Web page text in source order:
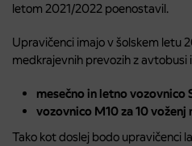
letom 2021/2022 poenostavil.
Upravičenci imajo v šolskem letu
medkrajevnih prevozih z avtobusi
mesečno in letno vozovnico
vozovnico M10 za 10 voženj
Tako kot doslej bodo upravičenci